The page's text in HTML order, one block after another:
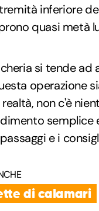
inferiore
quasi metà
si tende
operazione
realtà, non c'è
semplice
e i
di calamari